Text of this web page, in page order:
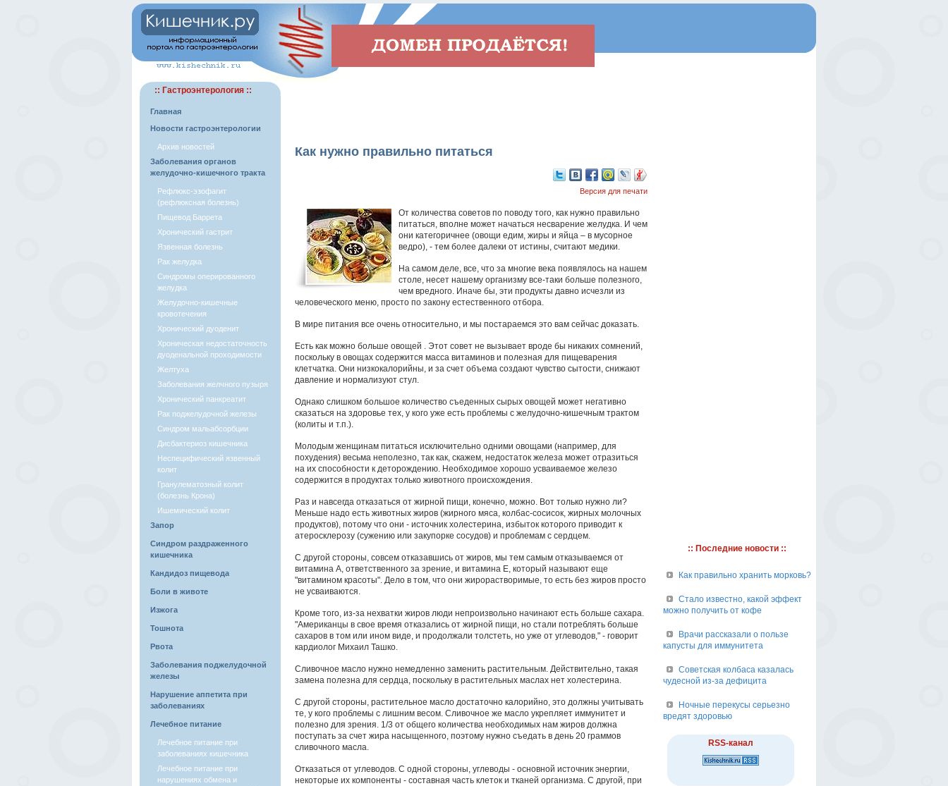
:: Гастроэнтерология ::
Главная
Новости гастроэнтерологии
Архив новостей
Заболевания органов
желудочно-кишечного тракта
Рефлюкс-эзофагит
(рефлюксная болезнь)
Пищевод Баррета
Хронический гастрит
Язвенная болезнь
Рак желудка
Синдромы оперированного
желудка
Желудочно-кишечные
кровотечения
Хронический дуоденит
Хроническая недостаточность
дуоденальной проходимости
Желтуха
Заболевания желчного пузыря
Хронический панкреатит
Рак поджелудочной железы
Синдром мальабсорбции
Дисбактериоз кишечника
Неспецифический язвенный
колит
Гранулематозный колит
(болезнь Крона)
Ишемический колит
Запор
Синдром раздраженного
кишечника
Кандидоз пищевода
Боли в животе
Изжога
Тошнота
Рвота
Заболевания поджелудочной
железы
Нарушение аппетита при
заболеваниях
Лечебное питание
Лечебное питание при
заболеваниях кишечника
Лечебное питание при
нарушениях обмена и
Как нужно правильно питаться
Версия для печати
От количества советов по поводу того, как нужно правильно
питаться, вполне может начаться несварение желудка. И чем
они категоричнее (овощи едим, жиры и яйца – в мусорное
ведро), - тем более далеки от истины, считают медики.
На самом деле, все, что за многие века появлялось на нашем
столе, несет нашему организму все-таки больше полезного,
чем вредного. Иначе бы, эти продукты давно исчезли из
человеческого меню, просто по закону естественного отбора.
В мире питания все очень относительно, и мы постараемся это вам сейчас доказать.
Есть как можно больше овощей . Этот совет не вызывает вроде бы никаких сомнений,
поскольку в овощах содержится масса витаминов и полезная для пищеварения
клетчатка. Они низкокалорийны, и за счет объема создают чувство сытости, снижают
давление и нормализуют стул.
Однако слишком большое количество съеденных сырых овощей может негативно
сказаться на здоровье тех, у кого уже есть проблемы с желудочно-кишечным трактом
(колиты и т.п.).
Молодым женщинам питаться исключительно одними овощами (например, для
похудения) весьма неполезно, так как, скажем, недостаток железа может отразиться
на их способности к деторождению. Необходимое хорошо усваиваемое железо
содержится в продуктах только животного происхождения.
Раз и навсегда отказаться от жирной пищи, конечно, можно. Вот только нужно ли?
Меньше надо есть животных жиров (жирного мяса, колбас-сосисок, жирных молочных
продуктов), потому что они - источник холестерина, избыток которого приводит к
атеросклерозу (сужению или закупорке сосудов) и проблемам с сердцем.
С другой стороны, совсем отказавшись от жиров, мы тем самым отказываемся от
витамина А, ответственного за зрение, и витамина Е, который называют еще
"витамином красоты". Дело в том, что они жирорастворимые, то есть без жиров просто
не усваиваются.
Кроме того, из-за нехватки жиров люди непроизвольно начинают есть больше сахара.
"Американцы в свое время отказались от жирной пищи, но стали потреблять больше
сахаров в том или ином виде, и продолжали толстеть, но уже от углеводов," - говорит
кардиолог Михаил Ташко.
Сливочное масло нужно немедленно заменить растительным. Действительно, такая
замена полезна для сердца, поскольку в растительных маслах нет холестерина.
С другой стороны, растительное масло достаточно калорийно, это должны учитывать
те, у кого проблемы с лишним весом. Сливочное же масло укрепляет иммунитет и
полезно для зрения. 1/3 от общего количества необходимых нам жиров должна
поступать за счет жира насыщенного, поэтому нужно съедать в день 20 граммов
сливочного масла.
Отказаться от углеводов. С одной стороны, углеводы - основной источник энергии,
некоторые их компоненты - составная часть клеток и тканей организма. С другой, при
:: Последние новости ::
Как правильно хранить морковь?
Стало известно, какой эффект
можно получить от кофе
Врачи рассказали о пользе
капусты для иммунитета
Советская колбаса казалась
чудесной из-за дефицита
Ночные перекусы серьезно
вредят здоровью
RSS-канал